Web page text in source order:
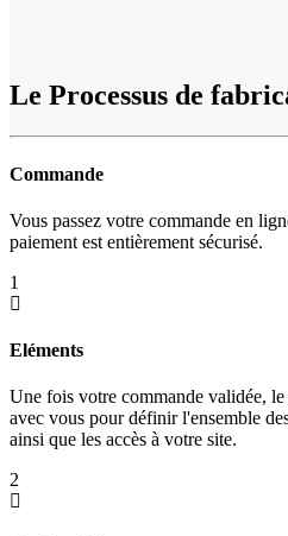
Le Processus de
Commande
Vous passez votre commande en
paiement est entièrement sécurisé.
1
Eléments
Une fois votre commande validée,
avec vous pour définir l'ensemble
ainsi que les accès à votre site.
2